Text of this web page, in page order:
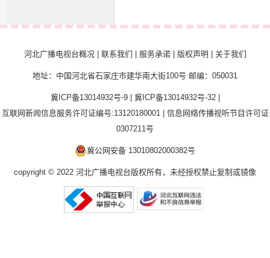
河北广播电视台概况| 联系我们 服务承诺| 版权声明 关于我们
地址：中国河北省石家庄市建华南大街100号 邮编：050031
冀ICP备13014932号-9| 冀ICP备13014932号-32|
互联网新闻信息服务许可证编号:13120180001| 信息网络传播视听节目许可证
0307211号
冀公网安备 13010802000382号
copyright © 2022 河北广播电视台版权所有，未经授权禁止复制或镜像